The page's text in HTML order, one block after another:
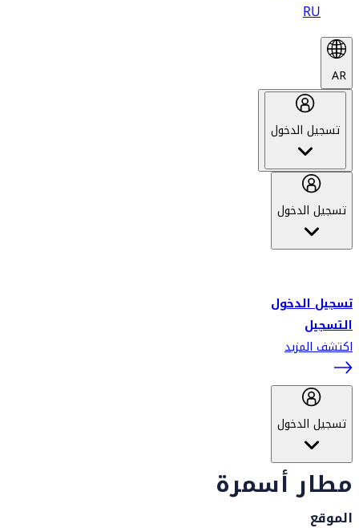
RU
AR
تسجيل الدخول
تسجيل الدخول
تسجيل الدخول
التسجيل
اكتشف المزيد
تسجيل الدخول
مطار أسمرة
الموقع